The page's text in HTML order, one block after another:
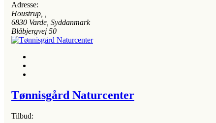
Adresse:
Houstrup
6830 Varde, Syddanmark
Blåbjergvej 50
Tønnisgård Naturcenter
Tilbud: